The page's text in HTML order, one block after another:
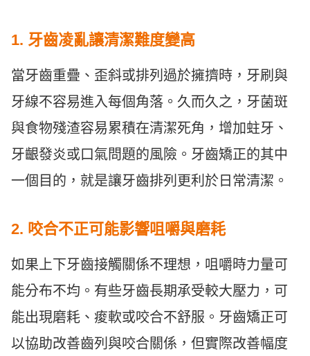
1. 牙齒凌亂讓清潔難度變高
當牙齒重疊、歪斜或排列過於擁擠時，牙刷與
牙線不容易進入每個角落。久而久之，牙菌斑
與食物殘渣容易累積在清潔死角，增加蛀牙、
牙齦發炎或口氣問題的風險。牙齒矯正的其中
一個目的，就是讓牙齒排列更利於日常清潔。
2. 咬合不正可能影響咀嚼與磨耗
如果上下牙齒接觸關係不理想，咀嚼時力量可
能分布不均。有些牙齒長期承受較大壓力，可
能出現磨耗、痠軟或咬合不舒服。牙齒矯正可
以協助改善齒列與咬合關係，但實際改善幅度